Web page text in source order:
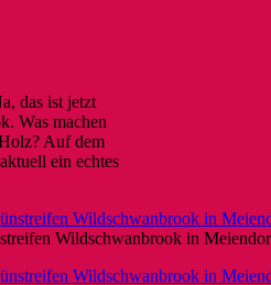
das ist jetzt
Was machen
Auf dem
ein echtes
Wildschwanbrook in